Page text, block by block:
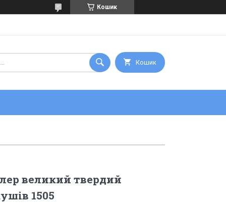
Кошик
Кошик
великий твердий
1505